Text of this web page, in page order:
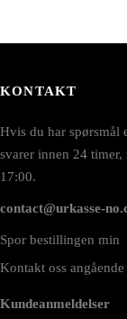
KONTAKT
Hvis du har spørsmål
svarer innen 24
17:00.
contact@urkasse-
Spor bestillingen min
Kontakt oss
Kundeanmeldelser